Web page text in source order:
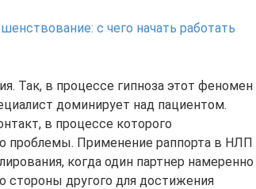
с чего начать работать
Так, в процессе гипноза этот феномен
доминирует над пациентом.
в процессе которого
проблемы. Применение раппорта в НЛП
когда один партнер намеренно
стороны другого для достижения